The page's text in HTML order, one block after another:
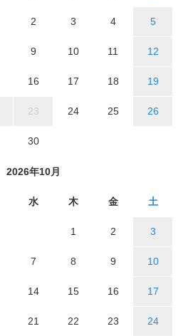
2 3 4 5
9 10 11 12
16 17 18 19
23 24 25 26
30
2026年10月
水 木 金 土
1 2 3
7 8 9 10
14 15 16 17
21 22 23 24